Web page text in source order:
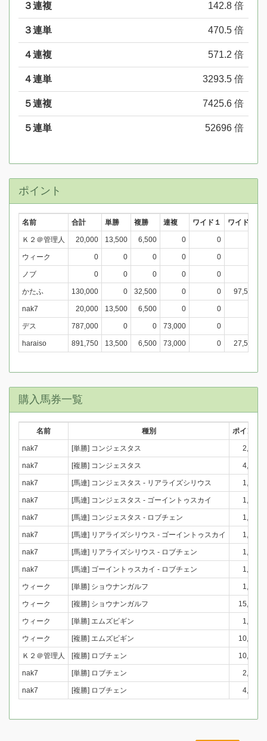
３連複 142.8 倍
３連単 470.5 倍
４連複 571.2 倍
４連単 3293.5 倍
５連複 7425.6 倍
５連単 52696 倍
ポイント
名前 合計 単勝 複勝 連複 ワイド１ ワイド２
Ｋ２＠管理人 20,000 13,500 6,500 0 0
ウィーク 0 0 0 0 0
ノブ 0 0 0 0 0
かたふ 130,000 0 32,500 0 0 97,500
nak7 20,000 13,500 6,500 0 0
デス 787,000 0 0 73,000 0
haraiso 891,750 13,500 6,500 73,000 0 27,500
購入馬券一覧
名前 種別 ポイント
nak7 [単勝] コンジェスタス 2,000
nak7 [複勝] コンジェスタス 4,000
nak7 [馬連] コンジェスタス - リアライズシリウス 1,000
nak7 [馬連] コンジェスタス - ゴーイントゥスカイ 1,000
nak7 [馬連] コンジェスタス - ロブチェン 1,000
nak7 [馬連] リアライズシリウス - ゴーイントゥスカイ 1,000
nak7 [馬連] リアライズシリウス - ロブチェン 1,000
nak7 [馬連] ゴーイントゥスカイ - ロブチェン 1,000
ウィーク [単勝] ショウナンガルフ 1,000
ウィーク [複勝] ショウナンガルフ 15,000
ウィーク [単勝] エムズビギン 1,000
ウィーク [複勝] エムズビギン 10,000
Ｋ２＠管理人 [複勝] ロブチェン 10,000
nak7 [単勝] ロブチェン 2,000
nak7 [複勝] ロブチェン 4,000